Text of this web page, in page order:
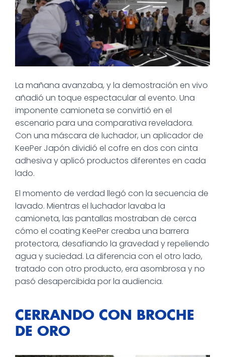
La mañana avanzaba, y la demostración en vivo
añadió un toque espectacular al evento. Una
imponente camioneta se convirtió en el
escenario para una comparativa reveladora.
Con una máscara de luchador, un aplicador de
KeePer Japón dividió el cofre en dos con cinta
adhesiva y aplicó productos diferentes en cada
lado.
El momento de verdad llegó con la secuencia de
lavado. Mientras el luchador lavaba la
camioneta, las pantallas mostraban de cerca
cómo el coating KeePer creaba una barrera
protectora, desafiando la gravedad y repeliendo
agua y suciedad. La diferencia con el otro lado,
tratado con otro producto, era asombrosa y no
pasó desapercibida por la audiencia.
CERRANDO CON BROCHE
DE ORO